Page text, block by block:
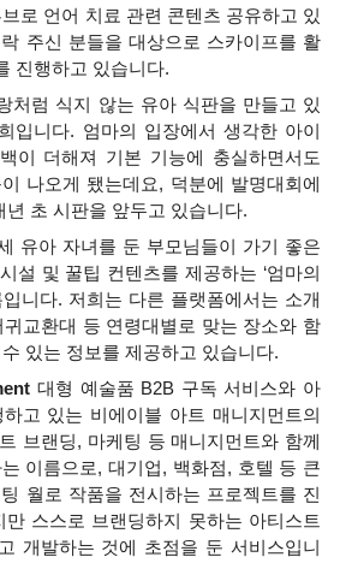
로 언어 치료 관련 콘텐츠 공유하고 있
주신 분들을 대상으로 스카이프를 활
진행하고 있습니다.
처럼 식지 않는 유아 식판을 만들고 있
입니다. 엄마의 입장에서 생각한 아이
이 더해져 기본 기능에 충실하면서도
나오게 됐는데요, 덕분에 발명대회에
초 시판을 앞두고 있습니다.
유아 자녀를 둔 부모님들이 가기 좋은
설 및 꿀팁 컨텐츠를 제공하는 ‘엄마의
입니다. 저희는 다른 플랫폼에서는 소개
교환대 등 연령대별로 맞는 장소와 함
있는 정보를 제공하고 있습니다.
대형 예술품 B2B 구독 서비스와 아
고 있는 비에이블 아트 매니지먼트의
브랜딩, 마케팅 등 매니지먼트와 함께
는 이름으로, 대기업, 백화점, 호텔 등 큰
월로 작품을 전시하는 프로젝트를 진
스스로 브랜딩하지 못하는 아티스트
개발하는 것에 초점을 둔 서비스입니